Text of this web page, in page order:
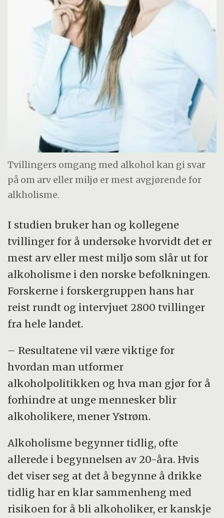
Tvillingers omgang med alkohol kan gi svar
på om arv eller miljø er mest avgjørende for
alkholisme.
I studien bruker han og kollegene
tvillinger for å undersøke hvorvidt det er
mest arv eller mest miljø som slår ut for
alkoholisme i den norske befolkningen.
Forskerne i forskergruppen hans har
reist rundt og intervjuet 2800 tvillinger
fra hele landet.
– Resultatene vil være viktige for
hvordan man utformer
alkoholpolitikken og hva man gjør for å
forhindre at unge mennesker blir
alkoholikere, mener Ystrøm.
Alkoholisme begynner tidlig, ofte
allerede i begynnelsen av 20-åra. Hvis
det viser seg at det å begynne å drikke
tidlig har en klar sammenheng med
risikoen for å bli alkoholiker, er kanskje